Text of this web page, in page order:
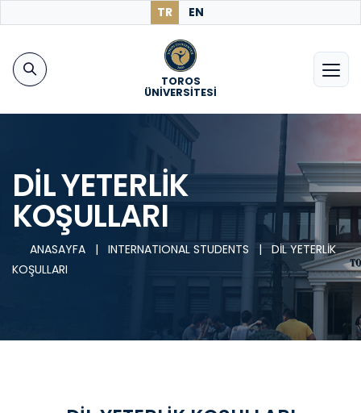
TR EN
TOROS
ÜNİVERSİTESİ
DİL YETERLİK
KOŞULLARI
ANASAYFA | INTERNATIONAL STUDENTS | DİL YETERLİK
KOŞULLARI